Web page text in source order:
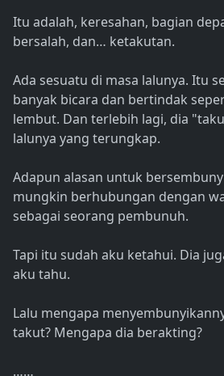
Itu adalah, keresahan, bagian
bersalah, dan… ketakutan.
Ada sesuatu di masa lalunya. Itu
banyak bicara dan bertindak
lembut. Dan terlebih lagi, dia
lalunya yang terungkap.
Adapun alasan untuk
mungkin berhubungan dengan
sebagai seorang pembunuh.
Tapi itu sudah aku ketahui. Dia
aku tahu.
Lalu mengapa
takut? Mengapa dia berakting?
……